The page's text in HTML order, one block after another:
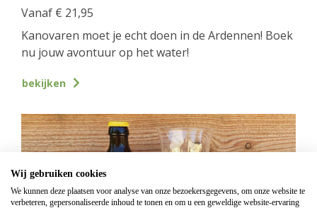
Vanaf € 21,95
Kanovaren moet je echt doen in de Ardennen! Boek
nu jouw avontuur op het water!
bekijken
Wij gebruiken cookies
We kunnen deze plaatsen voor analyse van onze bezoekersgegevens, om onze website te
verbeteren, gepersonaliseerde inhoud te tonen en om u een geweldige website-ervaring